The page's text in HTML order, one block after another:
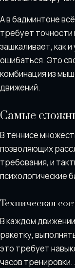
А в бадминтоне
требует точности
зашкаливает, как
ошибаться. Это
комбинация из
движений.
Самые
В теннисе
позволяющих
требования, и
психологические
Техническая
В каждом
ракетку,
это требует
часов